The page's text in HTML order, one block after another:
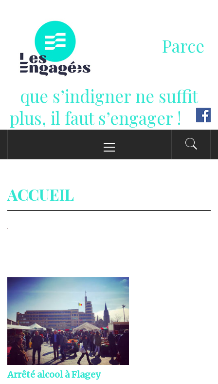
contenu
Parce
que s’indigner ne suffit
plus, il faut s’engager !
principal
ACCUEIL
Arrêté alcool à Flagey